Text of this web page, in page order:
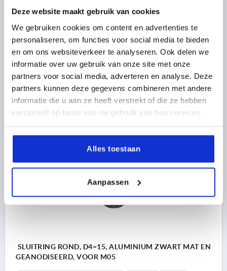
Deze website maakt gebruik van cookies
We gebruiken cookies om content en advertenties te
personaliseren, om functies voor social media te bieden
en om ons websiteverkeer te analyseren. Ook delen we
informatie over uw gebruik van onze site met onze
partners voor social media, adverteren en analyse. Deze
partners kunnen deze gegevens combineren met andere
informatie die u aan ze heeft verstrekt of die ze hebben
verzameld op basis van uw gebruik van hun services.
Alles toestaan
Aanpassen
SLUITRING ROND, D4=12,5, ALUMINIUM ZWART MAT
EN GEANODISEERD, VOOR M04
KLEUR BASISLICHAAM=ZWART D2=8,1
D3=4,2
D4=12,5
H=1 H1=2 VOOR SCHROEVEN=M4
Bestelnummer:K0201.4
0,79 €
K0201
SLUITRING ROND, D4=15, ALUMINIUM ZWART MAT EN
GEANODISEERD, VOOR M05